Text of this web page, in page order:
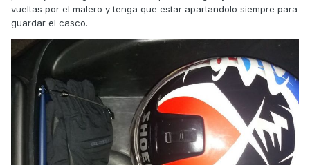
vueltas por el malero y tenga que estar apartandolo siempre para
guardar el casco.